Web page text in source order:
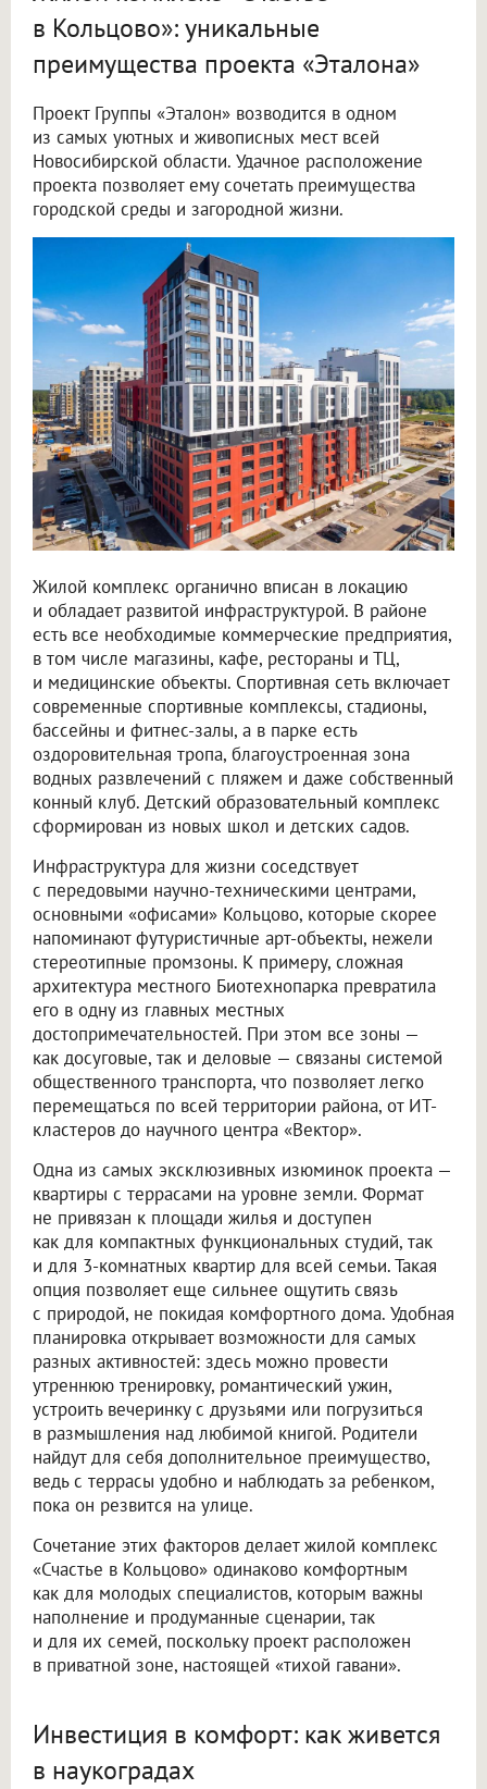
в Кольцово»: уникальные
преимущества проекта «Эталона»
Проект Группы «Эталон» возводится в одном
из самых уютных и живописных мест всей
Новосибирской области. Удачное расположение
проекта позволяет ему сочетать преимущества
городской среды и загородной жизни.
Жилой комплекс органично вписан в локацию
и обладает развитой инфраструктурой. В районе
есть все необходимые коммерческие предприятия,
в том числе магазины, кафе, рестораны и ТЦ,
и медицинские объекты. Спортивная сеть включает
современные спортивные комплексы, стадионы,
бассейны и фитнес-залы, а в парке есть
оздоровительная тропа, благоустроенная зона
водных развлечений с пляжем и даже собственный
конный клуб. Детский образовательный комплекс
сформирован из новых школ и детских садов.
Инфраструктура для жизни соседствует
с передовыми научно-техническими центрами,
основными «офисами» Кольцово, которые скорее
напоминают футуристичные арт-объекты, нежели
стереотипные промзоны. К примеру, сложная
архитектура местного Биотехнопарка превратила
его в одну из главных местных
достопримечательностей. При этом все зоны —
как досуговые, так и деловые — связаны системой
общественного транспорта, что позволяет легко
перемещаться по всей территории района, от ИТ-
кластеров до научного центра «Вектор».
Одна из самых эксклюзивных изюминок проекта —
квартиры с террасами на уровне земли. Формат
не привязан к площади жилья и доступен
как для компактных функциональных студий, так
и для 3-комнатных квартир для всей семьи. Такая
опция позволяет еще сильнее ощутить связь
с природой, не покидая комфортного дома. Удобная
планировка открывает возможности для самых
разных активностей: здесь можно провести
утреннюю тренировку, романтический ужин,
устроить вечеринку с друзьями или погрузиться
в размышления над любимой книгой. Родители
найдут для себя дополнительное преимущество,
ведь с террасы удобно и наблюдать за ребенком,
пока он резвится на улице.
Сочетание этих факторов делает жилой комплекс
«Счастье в Кольцово» одинаково комфортным
как для молодых специалистов, которым важны
наполнение и продуманные сценарии, так
и для их семей, поскольку проект расположен
в приватной зоне, настоящей «тихой гавани».
Инвестиция в комфорт: как живется
в наукоградах